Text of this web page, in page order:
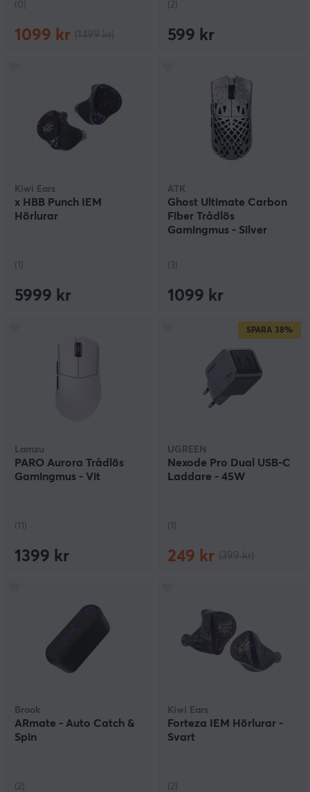
(0)
1099 kr
(2)
599 kr
Kiwi Ears
x HBB Punch IEM
Hörlurar
(1)
5999 kr
ATK
Ghost Ultimate Carbon
Fiber Trådlös
Gamingmus - Silver
(3)
1099 kr
Lamzu
PARO Aurora Trådlös
Gamingmus - Vit
(11)
1399 kr
SPARA 38%
UGREEN
Nexode Pro Dual USB-C
Laddare - 45W
(1)
249 kr
Brook
ARmate - Auto Catch &
Spin
(2)
Kiwi Ears
Forteza IEM Hörlurar -
Svart
(2)